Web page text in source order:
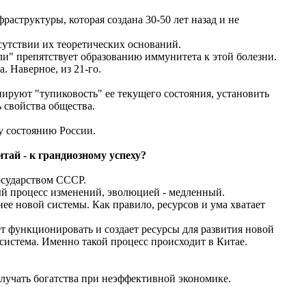
которая создана 30-50 лет назад и не
их теоретических оснований.
препятствует образованию иммунитета к этой болезни.
Наверное, из 21-го.
"тупиковость" ее текущего состояния, установить
общества.
состоянию России.
- к грандиозному успеху?
СССР.
процесс изменений, эволюцией - медленный.
новой системы. Как правило, ресурсов и ума хватает
и создает ресурсы для развития новой
Именно такой процесс происходит в Китае.
богатства при неэффективной экономике.